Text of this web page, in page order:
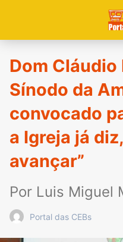
Dom Cláudio
Sínodo da
convocado
a Igreja já
avançar”
Por Luis Miguel
Portal das CEBs